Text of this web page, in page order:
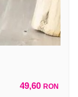
49,60 RON